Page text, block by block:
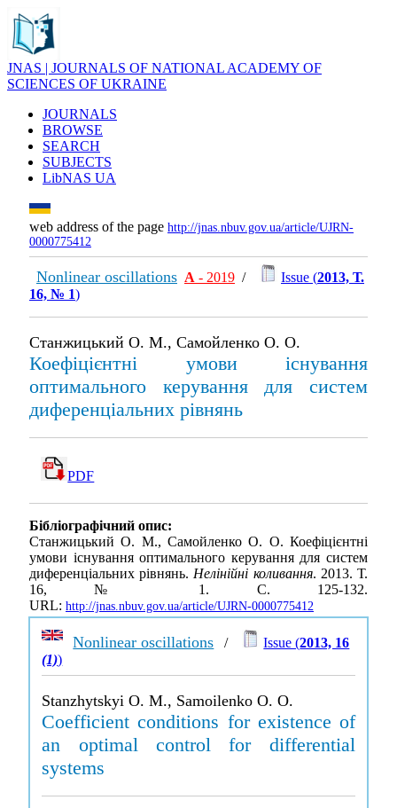
JNAS | JOURNALS OF NATIONAL ACADEMY OF
SCIENCES OF UKRAINE
JOURNALS
BROWSE
SEARCH
SUBJECTS
LibNAS UA
web address of the page http://jnas.nbuv.gov.ua/article/UJRN-
0000775412
Nonlinear oscillations А - 2019 / Issue (2013, Т.
16, № 1)
Станжицький О. М., Самойленко О. О.
Коефiцiєнтнi умови iснування
оптимального керування для систем
диференцiальних рiвнянь
PDF
Бібліографічний опис:
Станжицький О. М., Самойленко О. О. Коефiцiєнтнi
умови iснування оптимального керування для систем
диференцiальних рiвнянь.Нелінійні коливання. 2013. Т.
16, № 1. С. 125-132.
URL: http://jnas.nbuv.gov.ua/article/UJRN-0000775412
Nonlinear oscillations / Issue (2013, 16
(1))
Stanzhytskyi O. M., Samoilenko O. O.
Coefficient conditions for existence of
an optimal control for differential
systems